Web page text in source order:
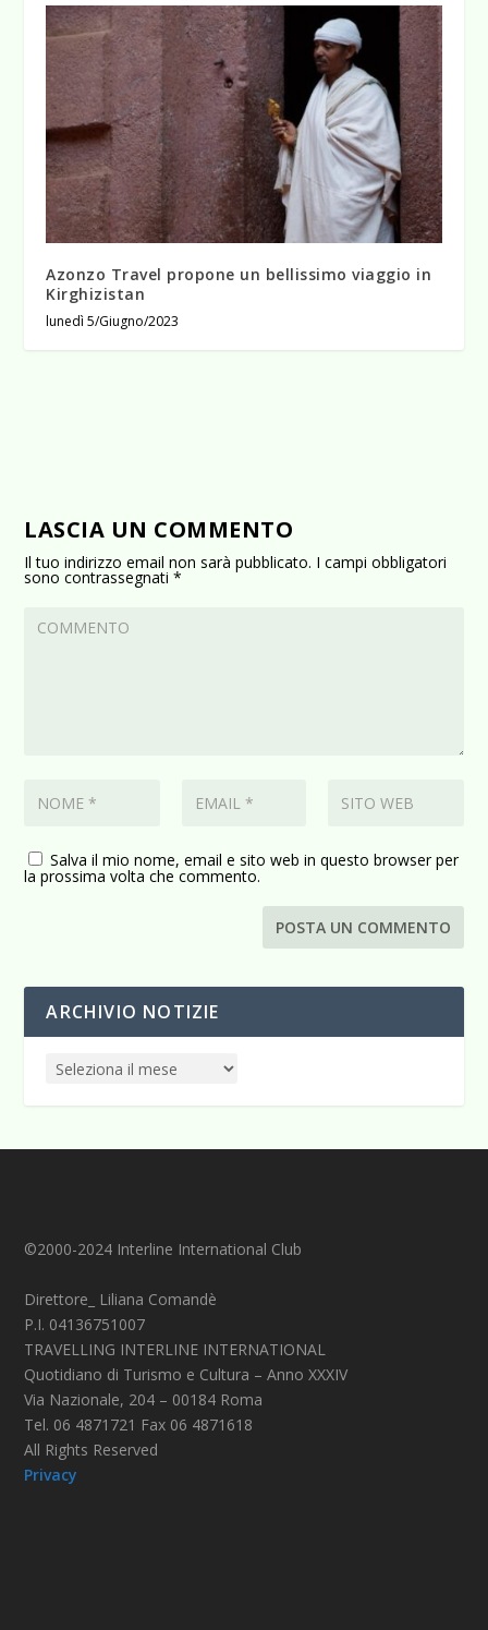
Azonzo Travel propone un bellissimo viaggio in
Kirghizistan
lunedì 5/Giugno/2023
LASCIA UN COMMENTO
Il tuo indirizzo email non sarà pubblicato. I campi obbligatori
sono contrassegnati*
Salva il mio nome, email e sito web in questo browser per
la prossima volta che commento.
ARCHIVIO NOTIZIE
©2000-2024 Interline International Club
Direttore_ Liliana Comandè
P.I. 04136751007
TRAVELLING INTERLINE INTERNATIONAL
Quotidiano di Turismo e Cultura – Anno XXXIV
Via Nazionale, 204 – 00184 Roma
Tel. 06 4871721 Fax 06 4871618
All Rights Reserved
Privacy